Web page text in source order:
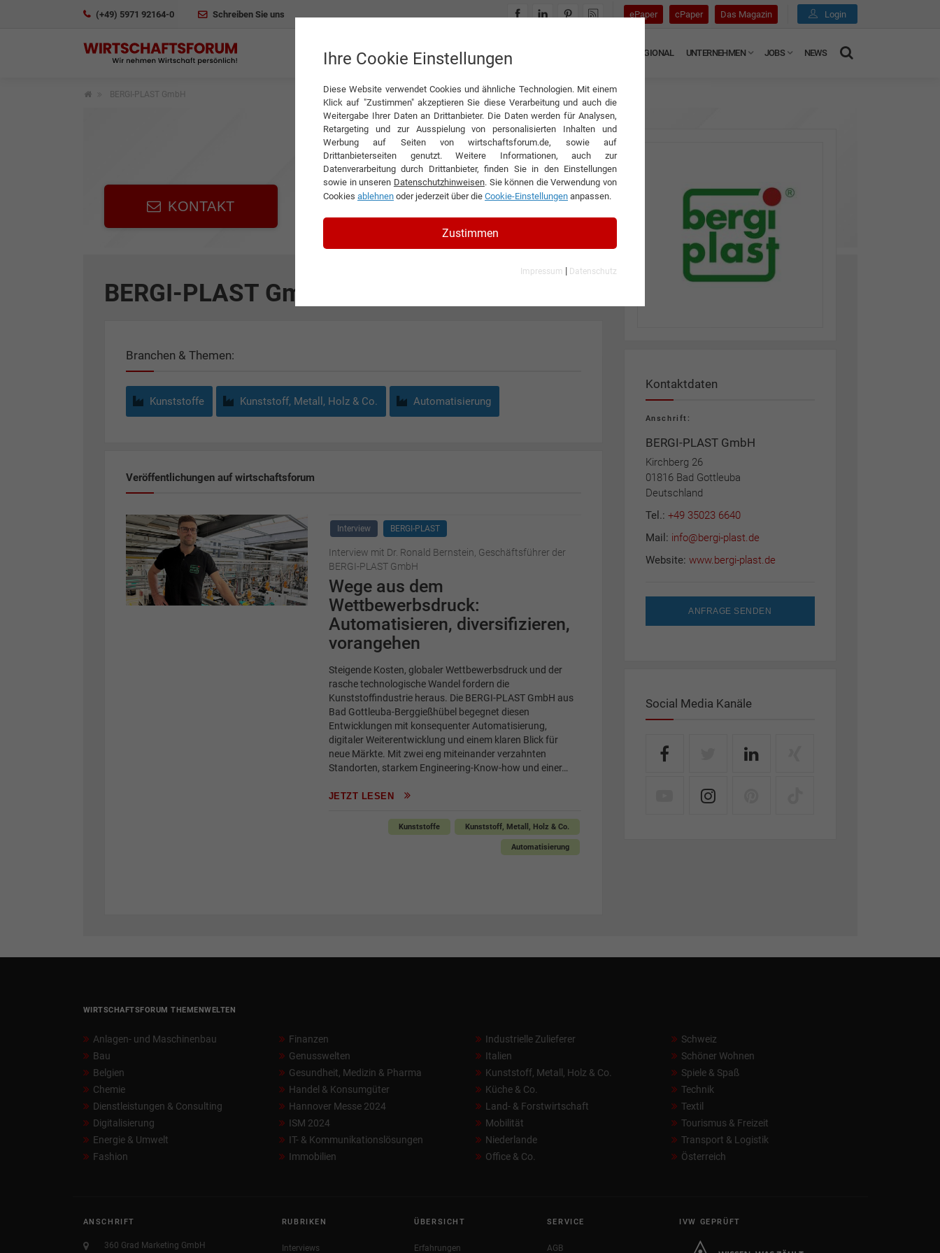
(+49) 5971 92164-0 Schreiben Sie uns ePaper cPaper Das Magazin Login
INTERVIEWS REGIONAL UNTERNEHMEN JOBS NEWS
BERGI-PLAST GmbH
KONTAKT
BERGI-PLAST GmbH
Branchen & Themen:
Kunststoffe Kunststoff, Metall, Holz & Co. Automatisierung
Veröffentlichungen auf wirtschaftsforum
Interview BERGI-PLAST
Interview mit Dr. Ronald Bernstein, Geschäftsführer der
BERGI-PLAST GmbH
Wege aus dem
Wettbewerbsdruck:
Automatisieren, diversifizieren,
vorangehen
Steigende Kosten, globaler Wettbewerbsdruck und der
rasche technologische Wandel fordern die
Kunststoffindustrie heraus. Die BERGI-PLAST GmbH aus
Bad Gottleuba-Berggießhübel begegnet diesen
Entwicklungen mit konsequenter Automatisierung,
digitaler Weiterentwicklung und einem klaren Blick für
neue Märkte. Mit zwei eng miteinander verzahnten
Standorten, starkem Engineering-Know-how und einer…
JETZT LESEN
Kunststoffe Kunststoff, Metall, Holz & Co.
Automatisierung
Kontaktdaten
Anschrift:
BERGI-PLAST GmbH
Kirchberg 26
01816 Bad Gottleuba
Deutschland
Tel.: +49 35023 6640
Mail: info@bergi-plast.de
Website: www.bergi-plast.de
ANFRAGE SENDEN
Social Media Kanäle
WIRTSCHAFTSFORUM THEMENWELTEN
Anlagen- und Maschinenbau
Bau
Belgien
Chemie
Dienstleistungen & Consulting
Digitalisierung
Energie & Umwelt
Fashion
Finanzen
Genusswelten
Gesundheit, Medizin & Pharma
Handel & Konsumgüter
Hannover Messe 2024
ISM 2024
IT- & Kommunikationslösungen
Immobilien
Industrielle Zulieferer
Italien
Kunststoff, Metall, Holz & Co.
Küche & Co.
Land- & Forstwirtschaft
Mobilität
Niederlande
Office & Co.
Schweiz
Schöner Wohnen
Spiele & Spaß
Technik
Textil
Tourismus & Freizeit
Transport & Logistik
Österreich
ANSCHRIFT
360 Grad Marketing GmbH
RUBRIKEN
Interviews
ÜBERSICHT
Erfahrungen
SERVICE
AGB
IVW GEPRÜFT
Ihre Cookie Einstellungen
Diese Website verwendet Cookies und ähnliche Technologien. Mit einem
Klick auf "Zustimmen" akzeptieren Sie diese Verarbeitung und auch die
Weitergabe Ihrer Daten an Drittanbieter. Die Daten werden für Analysen,
Retargeting und zur Ausspielung von personalisierten Inhalten und
Werbung auf Seiten von wirtschaftsforum.de, sowie auf
Drittanbieterseiten genutzt. Weitere Informationen, auch zur
Datenverarbeitung durch Drittanbieter, finden Sie in den Einstellungen
sowie in unseren Datenschutzhinweisen. Sie können die Verwendung von
Cookies ablehnen oder jederzeit über die Cookie-Einstellungen anpassen.
Zustimmen
Impressum | Datenschutz